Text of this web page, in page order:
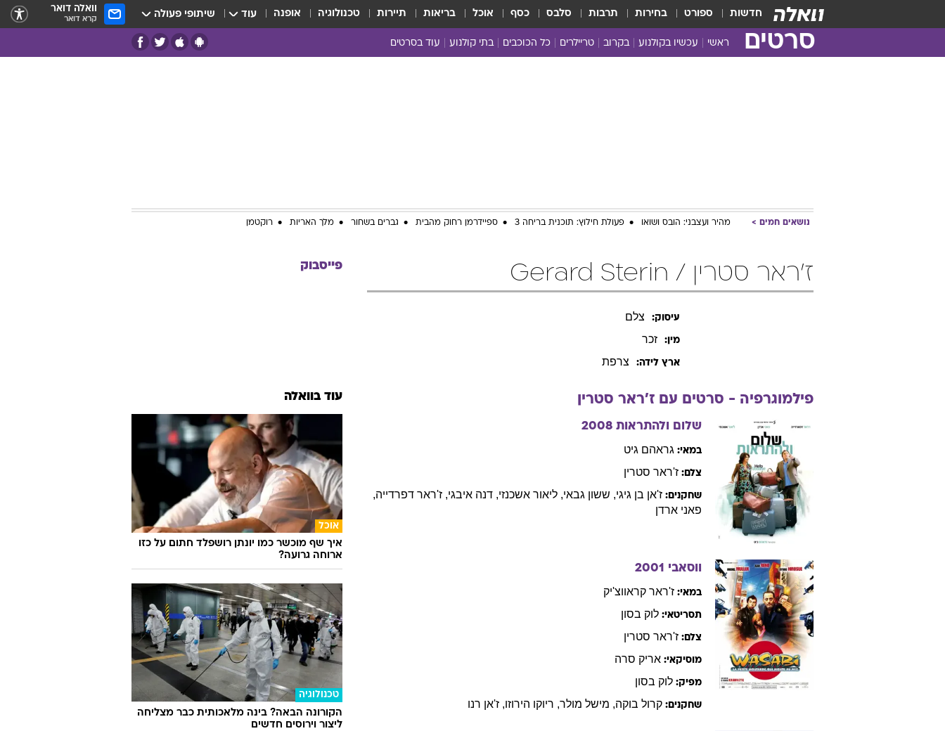
חדשות ספורט בחירות תרבות סלבס כסף אוכל בריאות תיירות טכנולוגיה אופנה עוד שיתופי פעולה וואלה דואר
קרא דואר
סרטים ראשי עכשיו בקולנוע בקרוב טריילרים כל הכוכבים בתי קולנוע עוד בסרטים
נושאים חמים מהיר ועצבני: הובס ושואו פעולת חילוץ: תוכנית בריחה 3 ספיידרמן רחוק מהבית גברים בשחור מלך האריות רוקטמן
ז'ראר סטרין / Gerard Sterin
עיסוק: צלם
מין: זכר
ארץ לידה: צרפת
פילמוגרפיה - סרטים עם ז'ראר סטרין
שלום ולהתראות 2008
במאי: גראהם גיט
צלם: ז'ראר סטרין
שחקנים: ז'אן בן גיגי, ששון גבאי, ליאור אשכנזי, דנה איבגי, ז'ראר דפרדייה,
פאני ארדן
ווסאבי 2001
במאי: ז'ראר קראווצ'יק
תסריטאי: לוק בסון
צלם: ז'ראר סטרין
מוסיקאי: אריק סרה
מפיק: לוק בסון
שחקנים: קרול בוקה, מישל מולר, ריוקו הירוזו, ז'אן רנו
פייסבוק
עוד בוואלה
אוכל
איך שף מוכשר כמו יונתן רושפלד חתום על כזו
ארוחה גרועה?
טכנולוגיה
הקורונה הבאה? בינה מלאכותית כבר מצליחה
ליצור וירוסים חדשים